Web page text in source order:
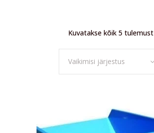
Kuvatakse kõik 5 tulemust
Vaikimisi järjestus